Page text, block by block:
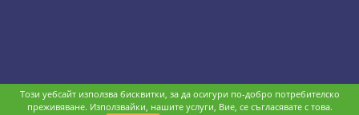
© stz24.com. Developed byBPage CMS.
Този уебсайт използва бисквитки, за да осигури по-добро потребителско
преживяване. Използвайки, нашите услуги, Вие, се съгласявате с това.